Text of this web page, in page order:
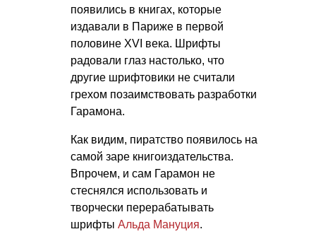
появились в книгах, которые
издавали в Париже в первой
половине XVI века. Шрифты
радовали глаз настолько, что
другие шрифтовики не считали
грехом позаимствовать разработки
Гарамона.
Как видим, пиратство появилось на
самой заре книгоиздательства.
Впрочем, и сам Гарамон не
стеснялся использовать и
творчески перерабатывать
шрифты Альда Мануция.